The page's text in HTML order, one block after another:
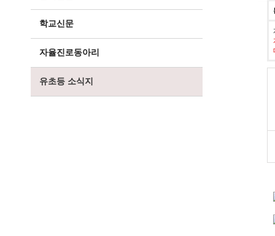
학교신문
자율진로동아리
유초등 소식지